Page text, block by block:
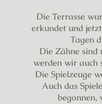
Die Terrasse
erkundet und
Tagen
Die Zähne sind
werden wir auch
Die Spielzeuge
Auch das
begonnen,